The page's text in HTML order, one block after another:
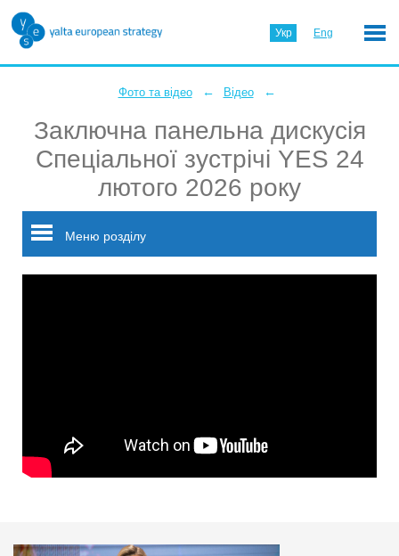
Укр Eng
Фото та відео ← Відео ←
Заключна панельна дискусія
Спеціальної зустрічі YES 24
лютого 2026 року
Меню розділу